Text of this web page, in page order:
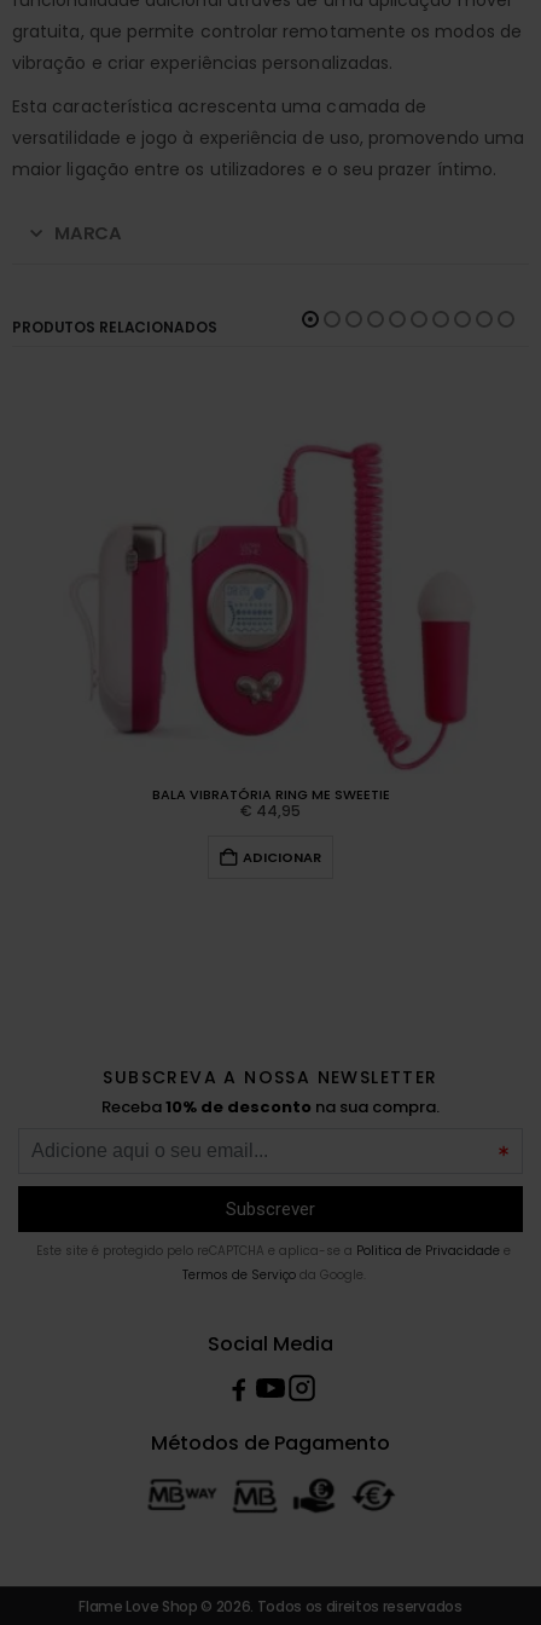
gratuita, que permite controlar remotamente os modos de
vibração e criar experiências personalizadas.
Esta característica acrescenta uma camada de
versatilidade e jogo à experiência de uso, promovendo uma
maior ligação entre os utilizadores e o seu prazer íntimo.
MARCA
PRODUTOS RELACIONADOS
BALA VIBRATÓRIA RING ME SWEETIE
€ 44,95
ADICIONAR
SUBSCREVA A NOSSA NEWSLETTER
Receba10% de desconto na sua compra.
Este site é protegido pelo reCAPTCHA e aplica-se a Politica de Privacidade e
Termos de Serviçoda Google.
Social Media
Métodos de Pagamento
Flame Love Shop © 2026. Todos os direitos reservados